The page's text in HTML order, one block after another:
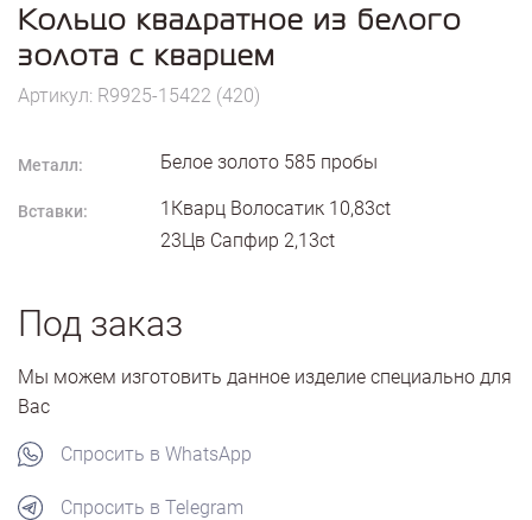
Кольцо квадратное из белого
золота с кварцем
Артикул: R9925-15422 (420)
Металл: Белое золото 585 пробы
Вставки:
1Кварц Волосатик 10,83ct
23Цв Сапфир 2,13ct
Под заказ
Мы можем изготовить данное изделие специально для
Вас
Спросить в WhatsApp
Спросить в Telegram